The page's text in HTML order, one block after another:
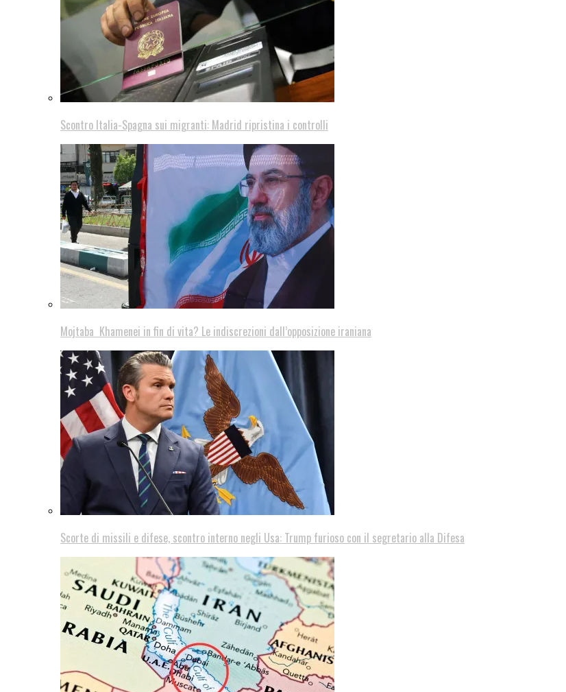
Scontro Italia-Spagna sui migranti: Madrid ripristina i controlli
Mojtaba Khamenei in fin di vita? Le indiscrezioni dall’opposizione iraniana
Scorte di missili e difese, scontro interno negli Usa: Trump furioso con il segretario alla Difesa